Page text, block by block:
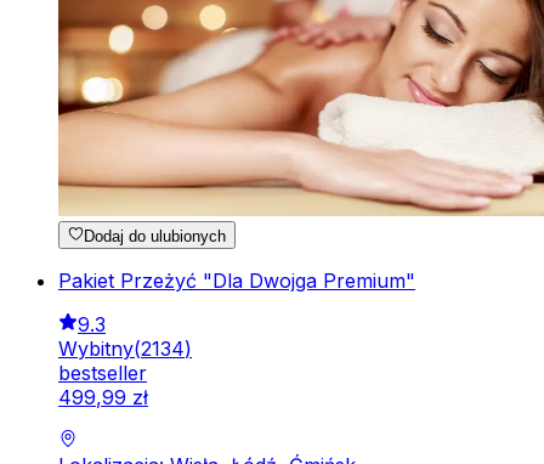
Dodaj do ulubionych
Pakiet Przeżyć "Dla Dwojga Premium"
9.3
Wybitny(2134)
bestseller
499,99 zł